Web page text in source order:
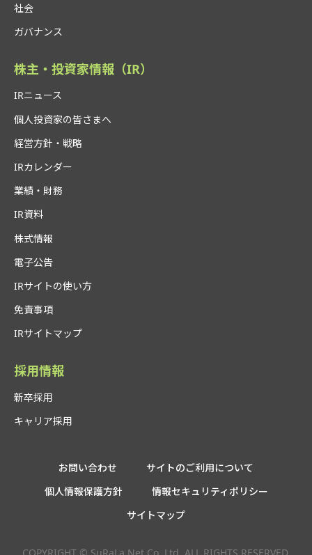
社会
ガバナンス
株主・投資家情報（IR）
IRニュース
個人投資家の皆さまへ
経営方針・戦略
IRカレンダー
業績・財務
IR資料
株式情報
電子公告
IRサイトの使い方
免責事項
IRサイトマップ
採用情報
新卒採用
キャリア採用
お問い合わせ
サイトのご利用について
個人情報保護方針
情報セキュリティポリシー
サイトマップ